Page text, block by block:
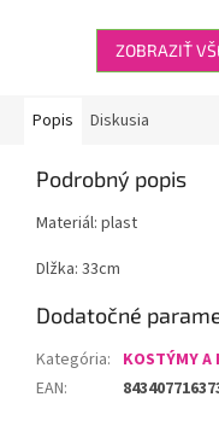
ZOBRAZIŤ
Popis Diskusia
Podrobný popis
Materiál: plast
Dlžka: 33cm
Dodatočné
Kategória: KOSTÝMY A
EAN: